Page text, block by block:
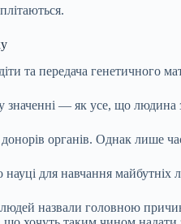
та передача генетичного
— як усе, що людина
органів. Однак лише
науці для навчання
назвали головною